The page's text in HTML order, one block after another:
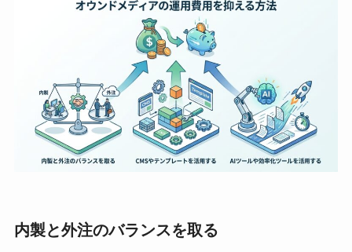
内製と外注のバランスを取る